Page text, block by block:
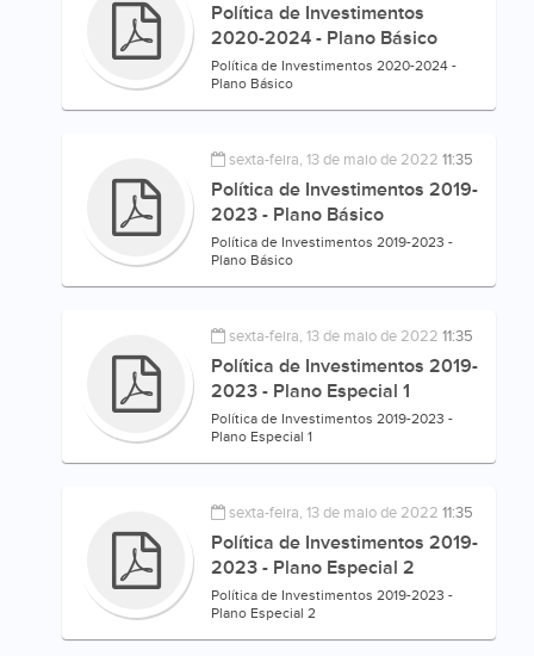
Política de Investimentos
2020-2024 - Plano Básico
Política de Investimentos 2020-2024 -
Plano Básico
sexta-feira, 13 de maio de 202211:35
Política de Investimentos 2019-
2023 - Plano Básico
Política de Investimentos 2019-2023 -
Plano Básico
sexta-feira, 13 de maio de 202211:35
Política de Investimentos 2019-
2023 - Plano Especial 1
Política de Investimentos 2019-2023 -
Plano Especial 1
sexta-feira, 13 de maio de 202211:35
Política de Investimentos 2019-
2023 - Plano Especial 2
Política de Investimentos 2019-2023 -
Plano Especial 2